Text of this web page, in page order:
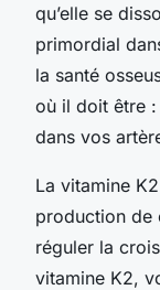
qu’elle se
primordial
la santé
où il doit être
dans vos
La vitamine
production de
réguler la
vitamine K2,